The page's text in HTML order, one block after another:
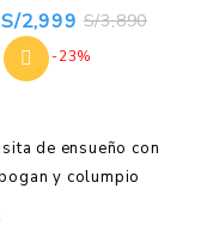
S/3,890
S/2,999
-23%